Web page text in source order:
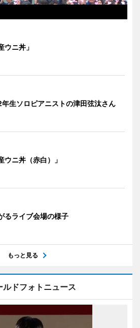
ウニ丼」
生ソロピアニストの津田弦汰さん
ウニ丼（赤白）」
るライブ会場の様子
もっと見る
ルドフォトニュース